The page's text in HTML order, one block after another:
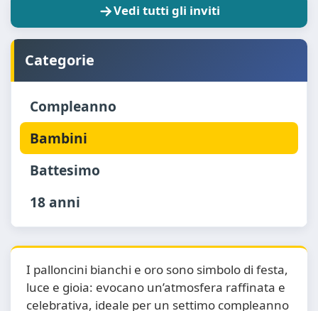
Vedi tutti gli inviti
Categorie
Compleanno
Bambini
Battesimo
18 anni
I palloncini bianchi e oro sono simbolo di festa,
luce e gioia: evocano un’atmosfera raffinata e
celebrativa, ideale per un settimo compleanno